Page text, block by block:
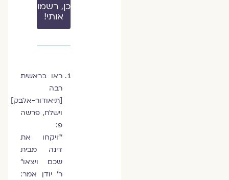
כן, רשמו
אותי!
ראו בראשית
רבה
[תיאודור-אלבק]
וישלח, פרשה
פ:
'"ויקחו את
דינה מבית
שכם ויצאו"
ר' יודן אמר: